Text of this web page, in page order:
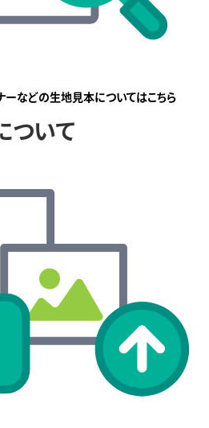
ーなどの生地見本についてはこちら
ついて